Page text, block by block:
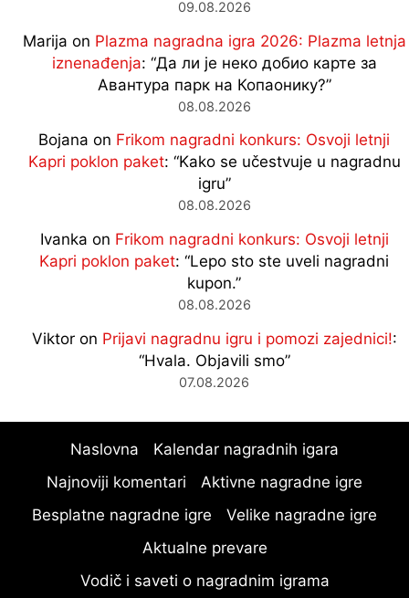
09.08.2026
Marija on Plazma nagradna igra 2026: Plazma letnja
iznenađenja: “Да ли је неко добио карте за
Авантура парк на Копаонику?”
08.08.2026
Bojana on Frikom nagradni konkurs: Osvoji letnji
Kapri poklon paket: “Kako se učestvuje u nagradnu
igru”
08.08.2026
Ivanka on Frikom nagradni konkurs: Osvoji letnji
Kapri poklon paket: “Lepo sto ste uveli nagradni
kupon.”
08.08.2026
Viktoron Prijavi nagradnu igru i pomozi zajednici!:
“Hvala. Objavili smo”
07.08.2026
Naslovna
Kalendar nagradnih igara
Najnoviji komentari
Aktivne nagradne igre
Besplatne nagradne igre
Velike nagradne igre
Aktualne prevare
Vodič i saveti o nagradnim igrama